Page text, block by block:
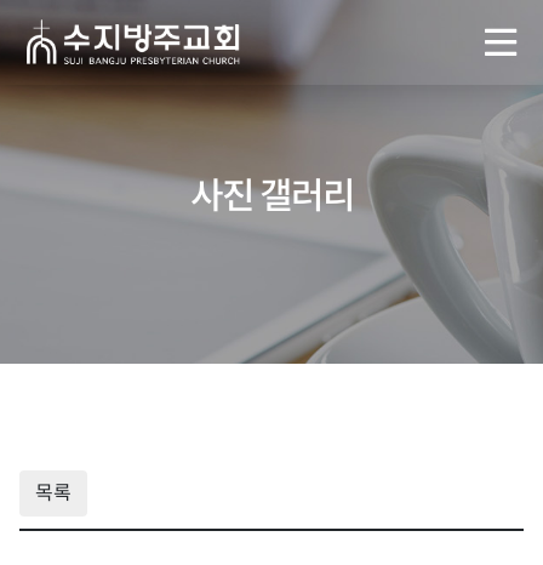
사진 갤러리
목록